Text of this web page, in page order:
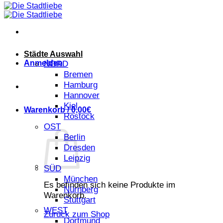
Anmelden
Warenkorb /0,00€
Es befinden sich keine Produkte im
Warenkorb.
Zurück zum Shop
Städte Auswahl
NORD
Bremen
Hamburg
Hannover
Kiel
Rostock
OST
Berlin
Dresden
Leipzig
SÜD
München
Nürnberg
Stuttgart
WEST
Dortmund